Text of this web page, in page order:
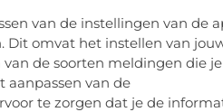
van de instellingen van de
Dit omvat het instellen van
van de soorten meldingen die je
aanpassen van de
te zorgen dat je de